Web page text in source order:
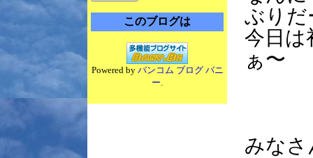
このブログは
Powered by バンコム ブログ バニ
ー.
ぶりだ
今日は
ぁ〜
みなさ